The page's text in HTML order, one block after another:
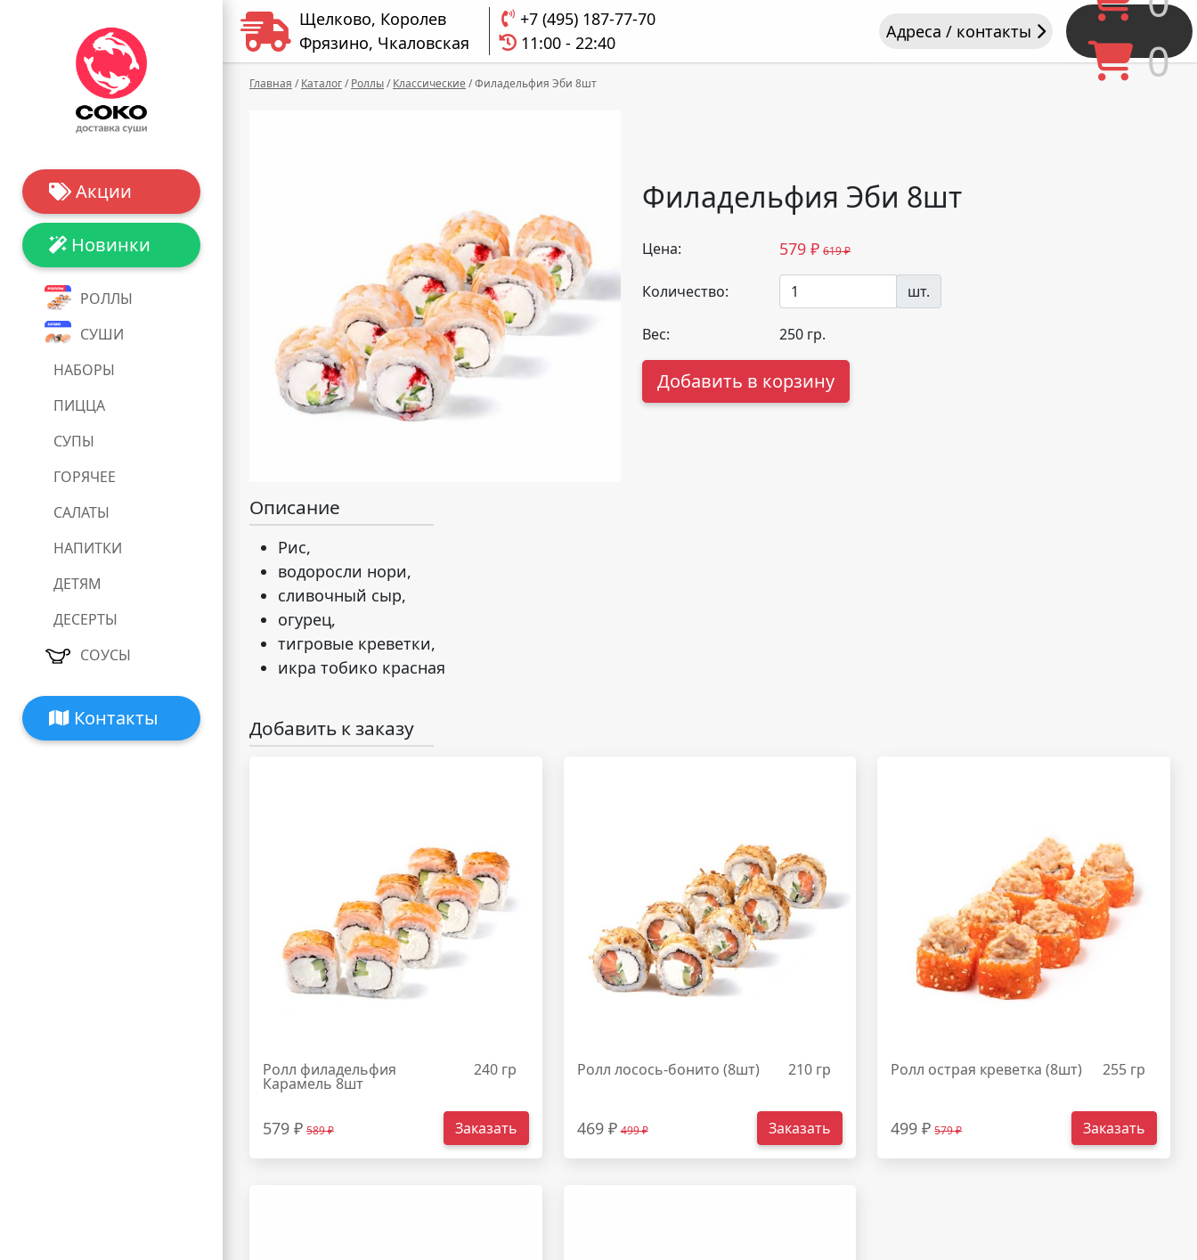
Акции
Новинки
РОЛЛЫ
СУШИ
НАБОРЫ
ПИЦЦА
СУПЫ
ГОРЯЧЕЕ
САЛАТЫ
НАПИТКИ
ДЕТЯМ
ДЕСЕРТЫ
СОУСЫ
Контакты
Щелково, Королев
Фрязино, Чкаловская
+7 (495) 187-77-70
11:00 - 22:40
Адреса / контакты
0
Главная / Каталог/ Роллы/ Классические /Филадельфия Эби 8шт
Филадельфия Эби 8шт
Цена: 579 ₽ 619 ₽
Количество: шт.
Вес: 250 гр.
Добавить в корзину
Описание
Рис,
водоросли нори,
сливочный сыр,
огурец,
тигровые креветки,
икра тобико красная
Добавить к заказу
Ролл филадельфия
Карамель 8шт
240 гр
579 ₽ 589 ₽ Заказать
Ролл лосось-бонито (8шт) 210 гр
469 ₽ 499 ₽ Заказать
Ролл острая креветка (8шт) 255 гр
499 ₽ 579 ₽ Заказать